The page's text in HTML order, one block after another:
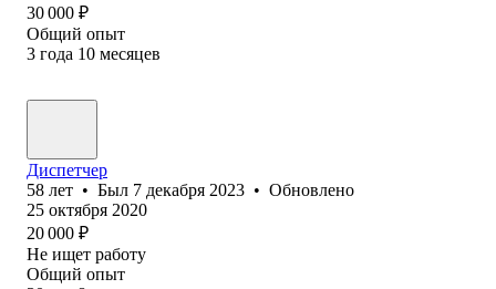
30 000 ₽
Общий опыт
3 года 10 месяцев
Диспетчер
58 лет • Был 7 декабря 2023 • Обновлено
25 октября 2020
20 000 ₽
Не ищет работу
Общий опыт